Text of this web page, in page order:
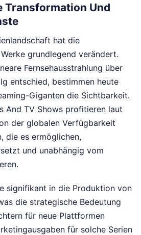
Transformation Und
hat die
grundlegend verändert.
Fernsehausstrahlung über
entschied, bestimmen heute
Giganten die Sichtbarkeit.
And TV Shows profitieren laut
der globalen Verfügbarkeit
die es ermöglichen,
und unabhängig vom
signifikant in die Produktion von
die strategische Bedeutung
für neue Plattformen
für solche Serien